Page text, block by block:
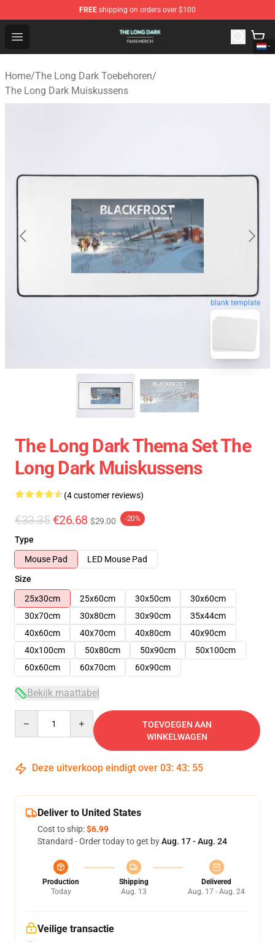
FREE shipping on orders over $100
Open menu
The Long Dark Shop - Official The Long Dark
Home/The Long Dark Toebehoren/
The Long Dark Muiskussens
blank template
The Long Dark Thema Set The
Long Dark Muiskussens
(4 customer reviews)
€33.35 €26.68 $29.00 -20%
Type
Mouse Pad
LED Mouse Pad
Size
25x30cm
25x60cm 30x50cm
30x60cm
30x70cm
30x80cm 30x90cm
35x44cm
40x60cm
40x70cm 40x80cm
40x90cm
40x100cm
50x80cm 50x90cm
50x100cm
60x60cm
60x70cm 60x90cm
Bekijk maattabel
TOEVOEGEN AAN
WINKELWAGEN
Deze uitverkoop eindigt over 03: 43: 54
Deliver to United States
Cost to ship:$6.99
Standard - Order today to get byAug. 17 - Aug. 24
Production
Today
Shipping
Aug. 13
Delivered
Aug. 17 - Aug. 24
Veilige transactie